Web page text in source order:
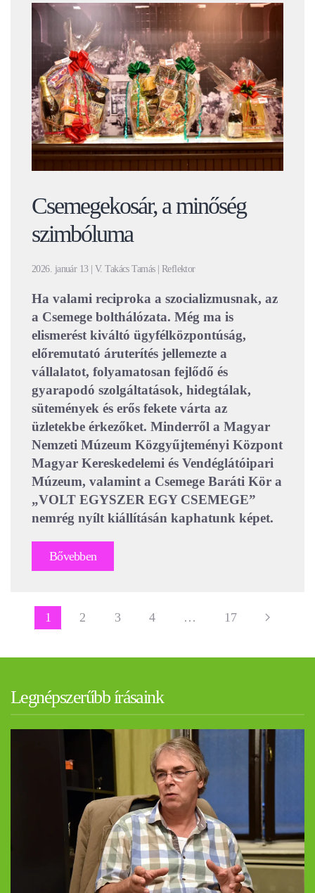
Csemegekosár, a minőség
szimbóluma
2026. január 13 | V. Takács Tamás | Reflektor
Ha valami reciproka a szocializmusnak, az
a Csemege bolthálózata. Még ma is
elismerést kiváltó ügyfélközpontúság,
előremutató áruterítés jellemezte a
vállalatot, folyamatosan fejlődő és
gyarapodó szolgáltatások, hidegtálak,
sütemények és erős fekete várta az
üzletekbe érkezőket. Minderről a Magyar
Nemzeti Múzeum Közgyűjteményi Központ
Magyar Kereskedelemi és Vendéglátóipari
Múzeum, valamint a Csemege Baráti Kör a
„VOLT EGYSZER EGY CSEMEGE”
nemrég nyílt kiállításán kaphatunk képet.
Bővebben
1 2 3 4 … 17
Legnépszerűbb írásaink